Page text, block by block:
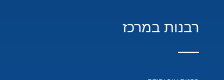
רבנות במרכז